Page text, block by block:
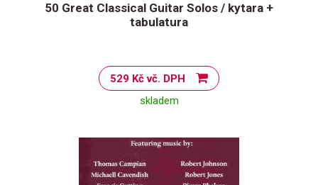
50 Great Classical Guitar Solos / kytara +
tabulatura
529 Kč vč. DPH
skladem